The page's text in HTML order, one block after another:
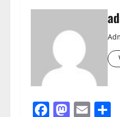
Facebook